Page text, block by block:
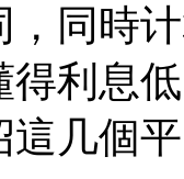
，同時
得利息
這几個